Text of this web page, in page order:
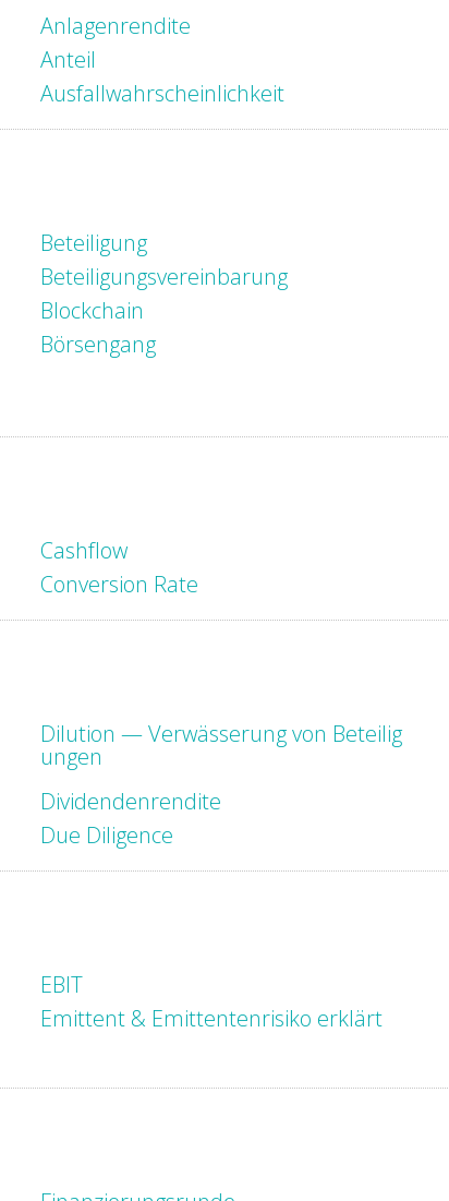
Anlagenrendite
Anteil
Ausfallwahrscheinlichkeit
Beteiligung
Beteiligungsvereinbarung
Blockchain
Börsengang
Cashflow
Conversion Rate
Dilution — Verwässerung von Beteilig
ungen
Dividendenrendite
Due Diligence
EBIT
Emittent & Emittentenrisiko erklärt